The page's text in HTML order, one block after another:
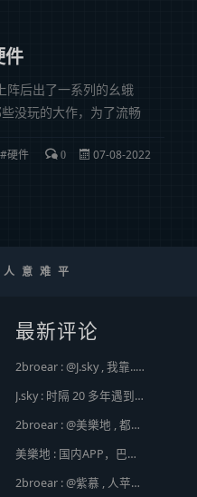
件
阵后出了一系列的幺蛾
没玩的大作，为了流畅
的事儿都做个总结好
硬件 0 07-08-2022
意难平
最新评论
2broear : @J.sky , 我靠.. 心情复杂 [ Emoji Image ]
J.sky : 时隔 20 多年遇到前任，你猜会是什么感觉？前几天和老婆去超市，巧不巧老婆去看其他商品了，就这么两分钟的功夫，我和前任迎面相遇，我看了一眼她，她也看到我了，谁都没说话，我感觉她恐慌的逃走了。我们擦肩而过，按道理这个年龄本不应该两个人单独在超市相遇，除非单身。所以，我猜她离婚了？搞不好她可能以为我也离婚了？哈哈哈
2broear : @美樂地 , 都是利益驱使，盈利手段不行
美樂地 : 国内APP，巴不得塞入全家桶到你手机，我更喜欢国外的小而美软件
2broear : @紫慕 , 人苹果压根不靠这些下三滥手段挣钱，等等又要说我大清自有国情在此了😂..